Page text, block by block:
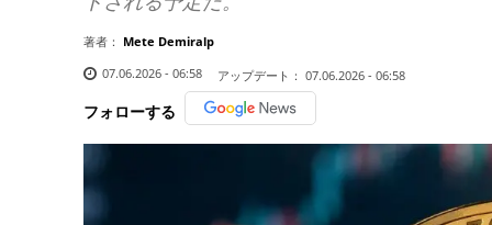
著者： Mete Demiralp
07.06.2026 - 06:58
アップデート： 07.06.2026 - 06:58
フォローする